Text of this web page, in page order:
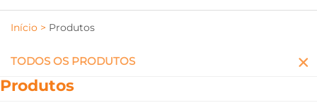
Início > Produtos
TODOS OS PRODUTOS
Produtos